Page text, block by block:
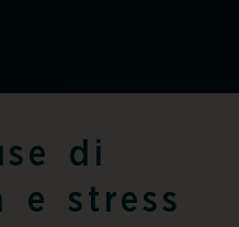
di
stress